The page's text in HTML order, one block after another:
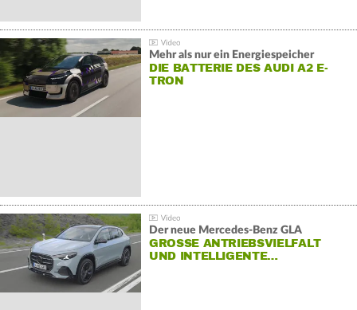
Mehr als nur ein Energiespeicher
DIE BATTERIE DES AUDI A2 E-
TRON
Der neue Mercedes-Benz GLA
GROSSE ANTRIEBSVIELFALT U
ND INTELLIGENTE…